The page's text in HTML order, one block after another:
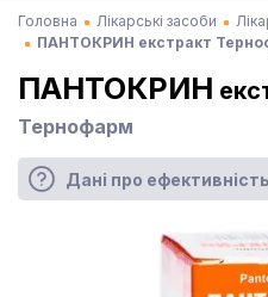
Головна Лікарські засоби
ПАНТОКРИН екстракт
ПАНТОКРИН
Тернофарм
Дані про